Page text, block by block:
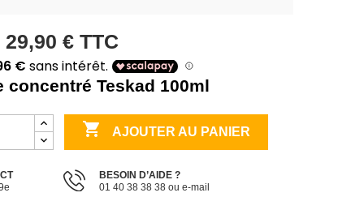
29,90 € TTC
concentré Teskad 100ml
 AJOUTER AU PANIER
BESOIN D’AIDE ?
01 40 38 38 38 ou e-mail